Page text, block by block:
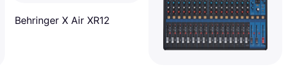
Behringer X Air XR12